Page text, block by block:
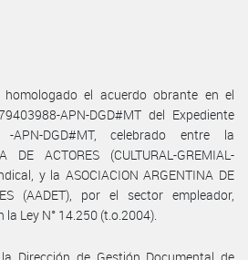
homologado el acuerdo obrante en el
APN-DGD#MT del Expediente
-APN-DGD#MT, celebrado entre la
DE ACTORES (CULTURAL-GREMIAL-
y la ASOCIACION ARGENTINA DE
(AADET), por el sector empleador,
Ley N° 14.250 (t.o.2004).
la Dirección de Gestión Documental de